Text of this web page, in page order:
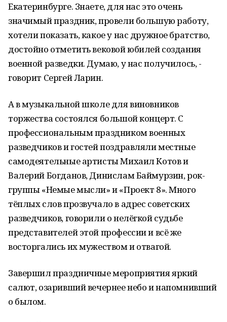
Екатеринбурге. Знаете, для нас это очень
значимый праздник, провели большую работу,
хотели показать, какое у нас дружное братство,
достойно отметить вековой юбилей создания
военной разведки. Думаю, у нас получилось, -
говорит Сергей Ларин.
А в музыкальной школе для виновников
торжества состоялся большой концерт. С
профессиональным праздником военных
разведчиков и гостей поздравляли местные
самодеятельные артисты Михаил Котов и
Валерий Богданов, Динислам Баймурзин, рок-
группы «Немые мысли» и «Проект 8». Много
тёплых слов прозвучало в адрес советских
разведчиков, говорили о нелёгкой судьбе
представителей этой профессии и всё же
восторгались их мужеством и отвагой.
Завершил праздничные мероприятия яркий
салют, озаривший вечернее небо и напомнивший
о былом.